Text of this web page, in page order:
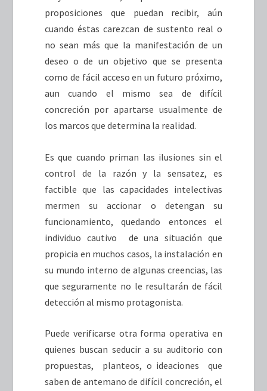
proposiciones que puedan recibir, aún
cuando éstas carezcan de sustento real o
no sean más que la manifestación de un
deseo o de un objetivo que se presenta
como de fácil acceso en un futuro próximo,
aun cuando el mismo sea de difícil
concreción por apartarse usualmente de
los marcos que determina la realidad.
Es que cuando priman las ilusiones sin el
control de la razón y la sensatez, es
factible que las capacidades intelectivas
mermen su accionar o detengan su
funcionamiento, quedando entonces el
individuo cautivo de una situación que
propicia en muchos casos, la instalación en
su mundo interno de algunas creencias, las
que seguramente no le resultarán de fácil
detección al mismo protagonista.
Puede verificarse otra forma operativa en
quienes buscan seducir a su auditorio con
propuestas, planteos, o ideaciones que
saben de antemano de difícil concreción, el